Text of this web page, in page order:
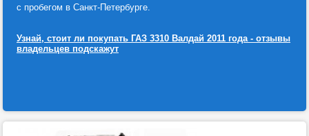
с пробегом в Санкт-Петербурге.
Узнай, стоит ли покупать ГАЗ 3310 Валдай 2011 года - отзывы
владельцев подскажут